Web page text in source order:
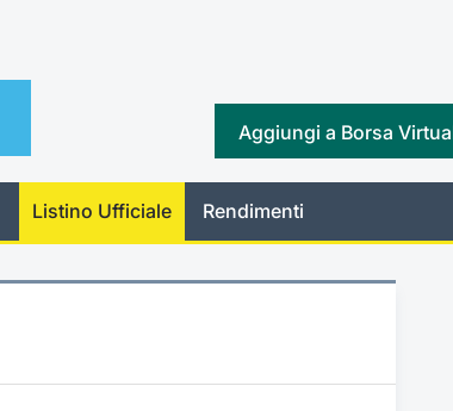
Aggiungi a Borsa
Listino Ufficiale Rendimenti